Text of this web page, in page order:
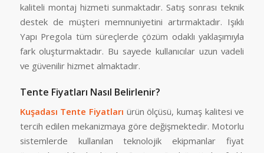
kaliteli montaj hizmeti sunmaktadır. Satış sonrası teknik
destek de müşteri memnuniyetini artırmaktadır. Işıklı
Yapı Pregola tüm süreçlerde çözüm odaklı yaklaşımıyla
fark oluşturmaktadır. Bu sayede kullanıcılar uzun vadeli
ve güvenilir hizmet almaktadır.
Tente Fiyatları Nasıl Belirlenir?
Kuşadası Tente Fiyatları ürün ölçüsü, kumaş kalitesi ve
tercih edilen mekanizmaya göre değişmektedir. Motorlu
sistemlerde kullanılan teknolojik ekipmanlar fiyat